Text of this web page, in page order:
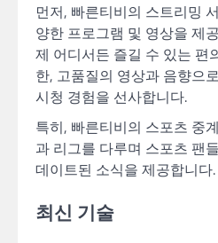
먼저, 빠른티비의 스트리밍
양한 프로그램 및 영상을 제
제 어디서든 즐길 수 있는 편
한, 고품질의 영상과 음향으
시청 경험을 선사합니다.
특히, 빠른티비의 스포츠 중
과 리그를 다루며 스포츠 팬
데이트된 소식을 제공합니다
최신 기술